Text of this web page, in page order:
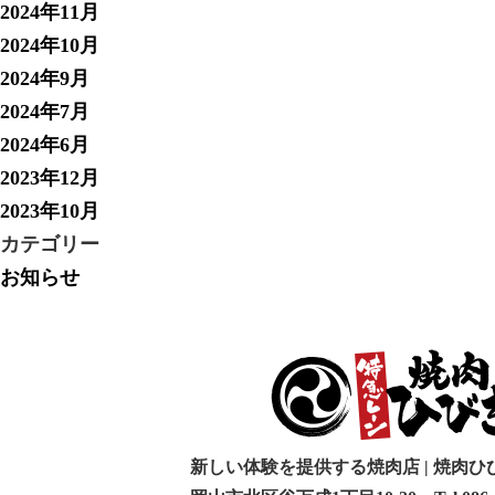
2024年11月
2024年10月
2024年9月
2024年7月
2024年6月
2023年12月
2023年10月
カテゴリー
お知らせ
新しい体験を提供する焼肉店 | 焼肉ひ